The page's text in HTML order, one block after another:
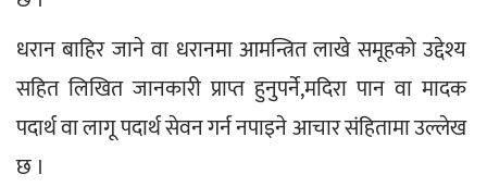
धरान बाहिर जाने वा धरानमा आमन्त्रित लाखे समूहको उद्देश्य
सहित लिखित जानकारी प्राप्त हुनुपर्ने,मदिरा पान वा मादक
पदार्थ वा लागू पदार्थ सेवन गर्न नपाइने आचार संहितामा उल्लेख
छ ।